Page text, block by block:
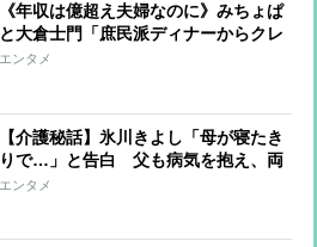
《年収は億超え夫婦なのに》みちょぱ
と大倉士門「庶民派ディナーからクレ
ーンゲーム」堅実すぎるデート現場
エンタメ
【介護秘話】氷川きよし「母が寝たき
りで…」と告白 父も病気を抱え、両
親の介護と仕事の両立のなか、ファン
エンタメ